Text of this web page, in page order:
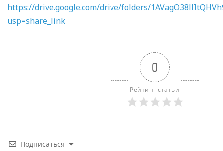
https://drive.google.com/drive/folders/
usp=share_link
0
Рейтинг статьи
Подписаться